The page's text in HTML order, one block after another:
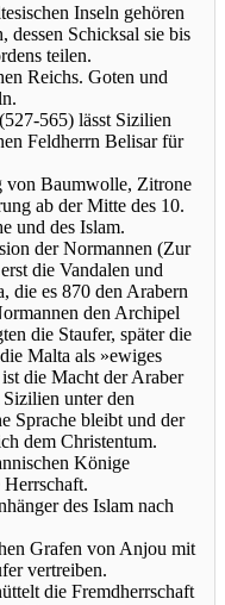
Inseln gehören
dessen Schicksal sie bis
teilen.
Reichs. Goten und
565) lässt Sizilien
Feldherrn Belisar für
von Baumwolle, Zitrone
ab der Mitte des 10.
und des Islam.
der Normannen (Zur
die Vandalen und
die es 870 den Arabern
den Archipel
die Staufer, später die
Malta als »ewiges
die Macht der Araber
unter den
Sprache bleibt und der
dem Christentum.
Könige
Herrschaft.
des Islam nach
Grafen von Anjou mit
vertreiben.
die Fremdherrschaft